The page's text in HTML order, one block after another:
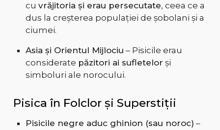
cu vrăjitoria și erau persecutate, ceea ce a
dus la creșterea populației de șobolani și a
ciumei.
Asia și Orientul Mijlociu – Pisicile erau
considerate păzitori ai sufletelor și
simboluri ale norocului.
Pisica în Folclor și Superstiții
Pisicile negre aduc ghinion (sau noroc) –